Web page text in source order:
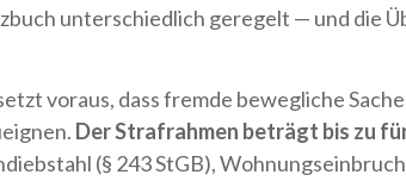
unterschiedlich geregelt — und die
voraus, dass fremde bewegliche
Der Strafrahmen beträgt bis zu
(§ 243 StGB),